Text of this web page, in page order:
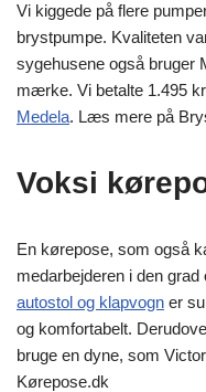
Vi kiggede på flere
brystpumpe. Kvaliteten
sygehusene også bruger
mærke. Vi betalte 1.495
Medela. Læs mere på
Voksi
En kørepose, som også
medarbejderen i den grad
autostol og klapvogn er
og komfortabelt.
bruge en dyne, som
Kørepose.dk